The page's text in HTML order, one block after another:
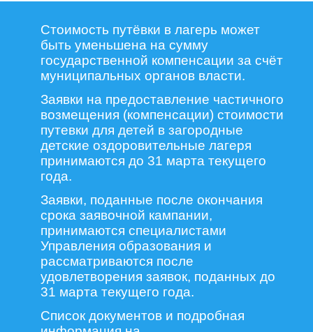
Стоимость путёвки в лагерь может
быть уменьшена на сумму
государственной компенсации за счёт
муниципальных органов власти.
Заявки на предоставление частичного
возмещения (компенсации) стоимости
путевки для детей в загородные
детские оздоровительные лагеря
принимаются до 31 марта текущего
года.
Заявки, поданные после окончания
срока заявочной кампании,
принимаются специалистами
Управления образования и
рассматриваются после
удовлетворения заявок, поданных до
31 марта текущего года.
Список документов и подробная